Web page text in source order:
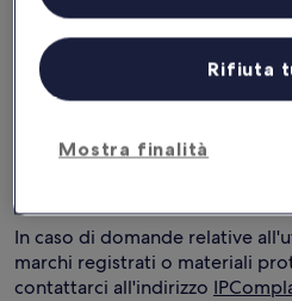
Expedia Travelovvero
all'indirizzo: 5000 W. Kearney
65803 Stati Uniti (Numero
E0503382005-1).
ricercar:Ordinamento dei
In caso di domande relative
marchi registrati o materiali
contattarci all'indirizzo
Mostra finalità
Rifiuta